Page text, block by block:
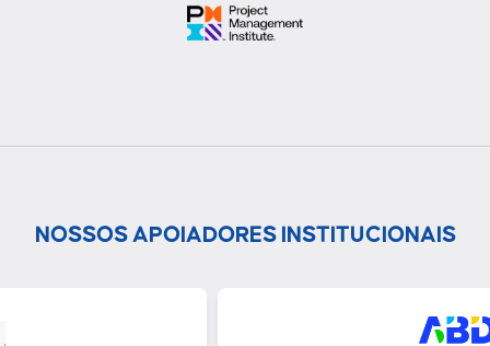
NOSSOS APOIADORES INSTITUCIONAIS